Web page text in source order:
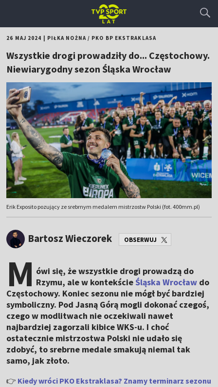
26 MAJ 2024 PIŁKA NOŻNA/ PKO BP EKSTRAKLASA
Wszystkie drogi prowadziły do... Częstochowy.
Niewiarygodny sezon Śląska Wrocław
Erik Exposito pozujący ze srebrnym medalem mistrzostw Polski (fot. 400mm.pl)
Bartosz Wieczorek OBSERWUJ
M ówi się, że wszystkie drogi prowadzą do
Rzymu, ale w kontekście Śląska Wrocław do
Częstochowy. Koniec sezonu nie mógł być bardziej
symboliczny. Pod Jasną Górą mogli dokonać czegoś,
czego w modlitwach nie oczekiwali nawet
najbardziej zagorzali kibice WKS-u. I choć
ostatecznie mistrzostwa Polski nie udało się
zdobyć, to srebrne medale smakują niemal tak
samo, jak złoto.
👉 Kiedy wróci PKO Ekstraklasa? Znamy terminarz sezonu